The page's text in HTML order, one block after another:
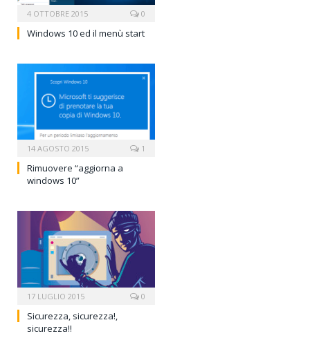
4 OTTOBRE 2015 0
Windows 10 ed il menù start
14 AGOSTO 2015 1
Rimuovere “aggiorna a
windows 10”
17 LUGLIO 2015 0
Sicurezza, sicurezza!,
sicurezza!!